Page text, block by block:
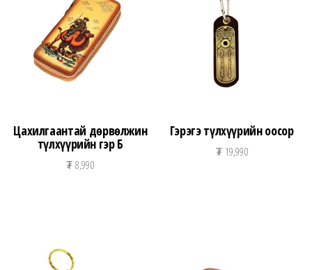
Цахилгаантай дөрвөлжин
түлхүүрийн гэр Б
₮8,990
Гэрэгэ түлхүүрийн оосор
₮19,990